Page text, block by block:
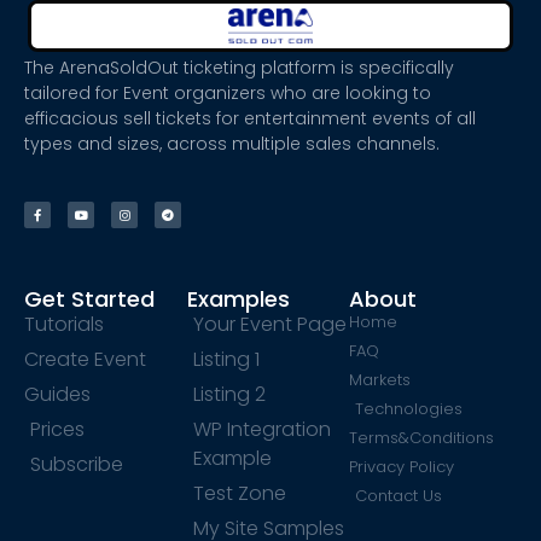
The ArenaSoldOut ticketing platform is specifically
tailored for Event organizers who are looking to
efficacious sell tickets for entertainment events of all
types and sizes, across multiple sales channels.
Get Started
Tutorials
Create Event
Guides
Prices
Subscribe
Examples
Your Event Page
Listing 1
Listing 2
WP Integration
Example
Test Zone
My Site Samples
About
Home
FAQ
Markets
Technologies
Terms&Conditions
Privacy Policy
Contact Us